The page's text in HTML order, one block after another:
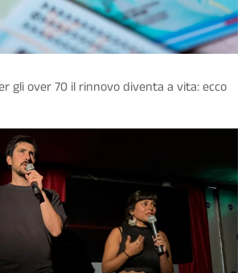
gli over 70 il rinnovo diventa a vita: ecco